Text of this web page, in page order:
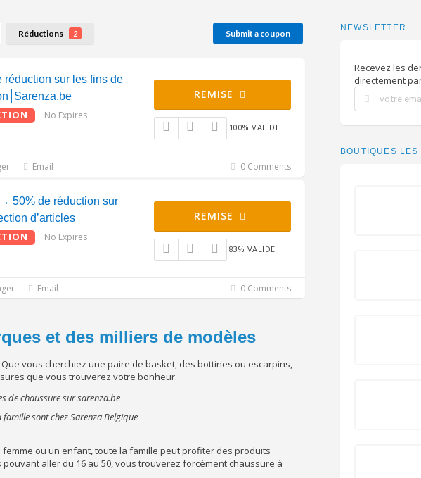
Réductions 2 Submit a coupon
réduction sur les fins de
No Expires
REMISE
100% VALIDE
Email 0 Comments
50% de réduction sur
d’articles
No Expires
REMISE
83% VALIDE
Email 0 Comments
et des milliers de modèles
vous cherchiez une paire de basket, des bottines ou escarpins,
que vous trouverez votre bonheur.
sont chez Sarenza Belgique
ou un enfant, toute la famille peut profiter des produits
aller du 16 au 50, vous trouverez forcément chaussure à
NEWSLETTER
Recevez les
directement
BOUTIQUES